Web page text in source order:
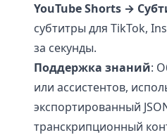
YouTube Shorts →
субтитры для TikTok,
за секунды.
Поддержка знаний:
или ассистентов,
экспортированный
транскрипционный